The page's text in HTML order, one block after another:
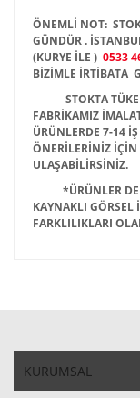
ÖNEMLİ NOT:
GÜNDÜR .
(KURYE İLE ) 0533
BİZİMLE İRTİBATA
STOKTA
FABRİKAMIZ
ÜRÜNLERDE 7-14
ÖNERİLERİNİZ
ULAŞABİLİRSİNİZ.
*ÜRÜNLER
KAYNAKLI GÖRSEL
FARKLILIKLARI
KURUMSAL